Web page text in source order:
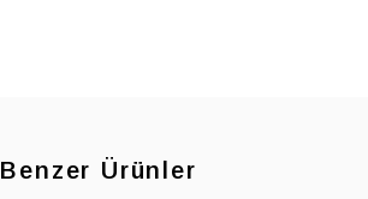
Benzer Ürünler